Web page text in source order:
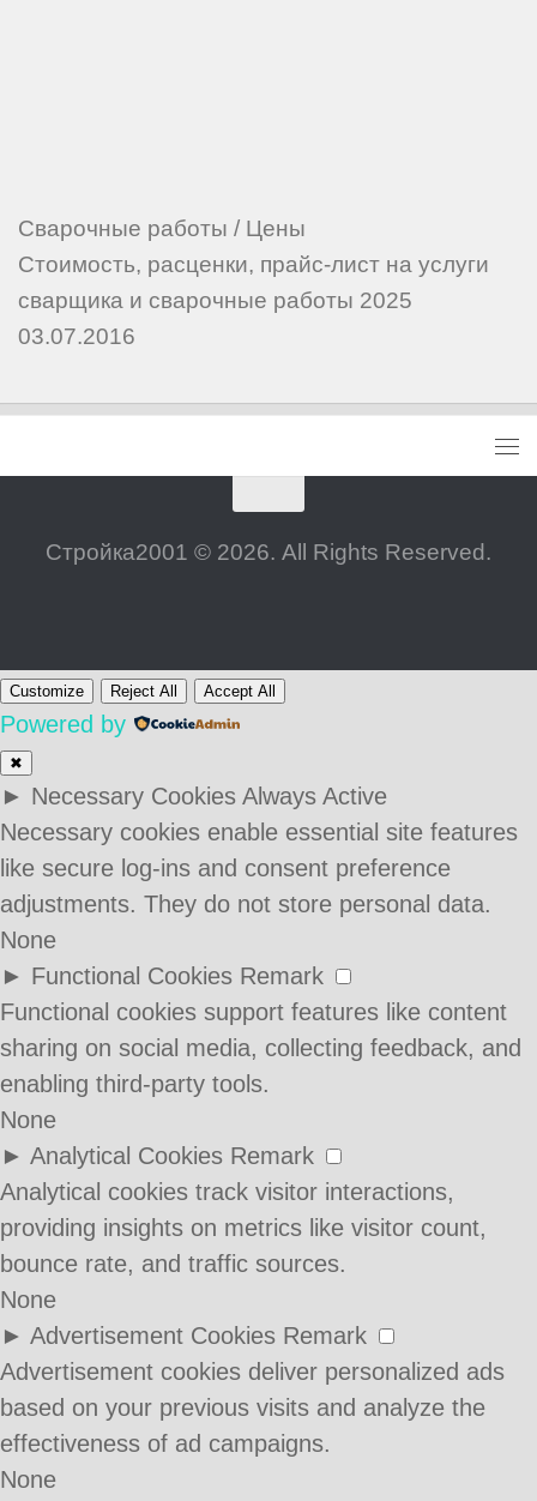
Сварочные работы / Цены
Стоимость, расценки, прайс-лист на услуги
сварщика и сварочные работы 2025
03.07.2016
Стройка2001 © 2026. All Rights Reserved.
Customize Reject All Accept All
Powered by
✖
► Necessary Cookies Always Active
Necessary cookies enable essential site features
like secure log-ins and consent preference
adjustments. They do not store personal data.
None
► Functional Cookies Remark
Functional cookies support features like content
sharing on social media, collecting feedback, and
enabling third-party tools.
None
► Analytical Cookies Remark
Analytical cookies track visitor interactions,
providing insights on metrics like visitor count,
bounce rate, and traffic sources.
None
► Advertisement Cookies Remark
Advertisement cookies deliver personalized ads
based on your previous visits and analyze the
effectiveness of ad campaigns.
None